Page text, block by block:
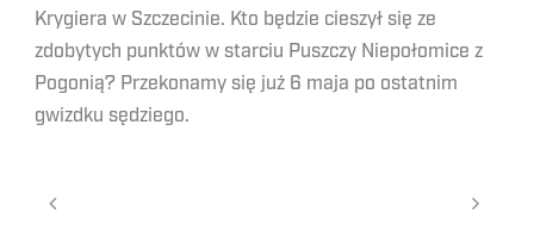
Krygiera w Szczecinie. Kto będzie cieszył się ze
zdobytych punktów w starciu Puszczy Niepołomice z
Pogonią? Przekonamy się już 6 maja po ostatnim
gwizdku sędziego.